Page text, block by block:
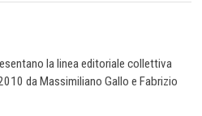
la linea editoriale collettiva
da Massimiliano Gallo e Fabrizio